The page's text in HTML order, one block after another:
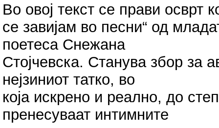
Во овој текст се прави осврт
се завијам во песни“ од
поетеса Снежана
Стојчевска. Станува збор за
нејзиниот татко, во
која искрено и реално, до
пренесуваат интимните